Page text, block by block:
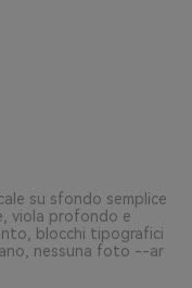
su sfondo semplice
viola profondo e
blocchi tipografici
nessuna foto --ar